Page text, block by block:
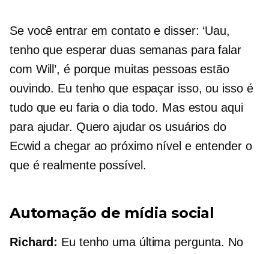
Se você entrar em contato e disser: ‘Uau,
tenho que esperar duas semanas para falar
com Will’, é porque muitas pessoas estão
ouvindo. Eu tenho que espaçar isso, ou isso é
tudo que eu faria o dia todo. Mas estou aqui
para ajudar. Quero ajudar os usuários do
Ecwid a chegar ao próximo nível e entender o
que é realmente possível.
Automação de mídia social
Richard: Eu tenho uma última pergunta. No